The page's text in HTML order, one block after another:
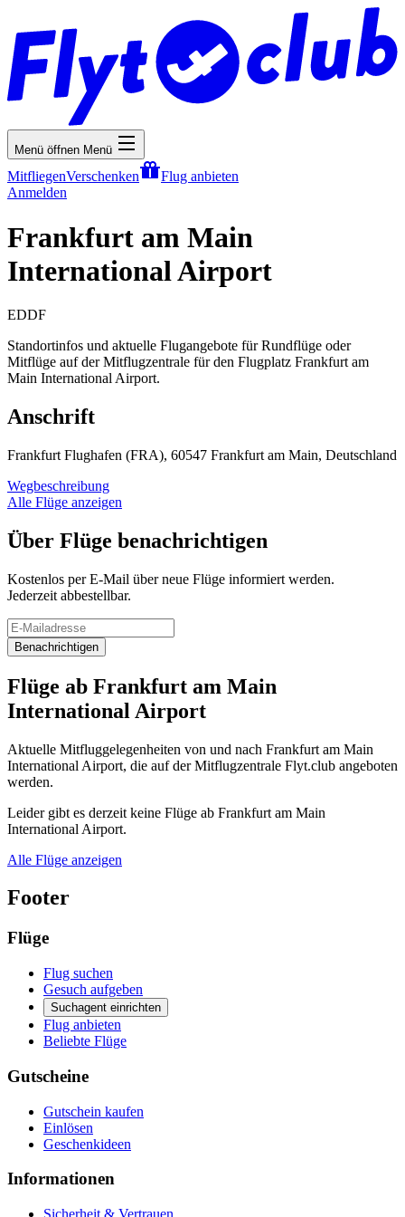
Menü öffnen Menü
MitfliegenVerschenken
Flug anbieten
Anmelden
Frankfurt am Main
International Airport
EDDF
Standortinfos und aktuelle Flugangebote für Rundflüge oder
Mitflüge auf der Mitflugzentrale für den Flugplatz Frankfurt am
Main International Airport.
Anschrift
Frankfurt Flughafen (FRA), 60547 Frankfurt am Main, Deutschland
Wegbeschreibung
Alle Flüge anzeigen
Über Flüge benachrichtigen
Kostenlos per E-Mail über neue Flüge informiert werden.
Jederzeit abbestellbar.
Benachrichtigen
Flüge ab Frankfurt am Main
International Airport
Aktuelle Mitfluggelegenheiten von und nach Frankfurt am Main
International Airport, die auf der Mitflugzentrale Flyt.club angeboten
werden.
Leider gibt es derzeit keine Flüge ab Frankfurt am Main
International Airport.
Alle Flüge anzeigen
Footer
Flüge
Flug suchen
Gesuch aufgeben
Suchagent einrichten
Flug anbieten
Beliebte Flüge
Gutscheine
Gutschein kaufen
Einlösen
Geschenkideen
Informationen
Sicherheit & Vertrauen